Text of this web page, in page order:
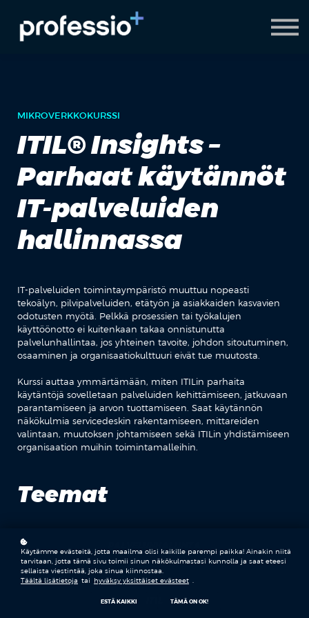
AI Coach
Pyydä demo
MIKROVERKKOKURSSI
ITIL® Insights –
Parhaat käytännöt
IT-palveluiden
hallinnassa
IT-palveluiden toimintaympäristö muuttuu nopeasti
tekoälyn, pilvipalveluiden, etätyön ja asiakkaiden kasvavien
odotusten myötä. Pelkkä prosessien tai työkalujen
käyttöönotto ei kuitenkaan takaa onnistunutta
palvelunhallintaa, jos yhteinen tavoite, johdon sitoutuminen,
osaaminen ja organisaatiokulttuuri eivät tue muutosta.
Kurssi auttaa ymmärtämään, miten ITILin parhaita
käytäntöjä sovelletaan palveluiden kehittämiseen, jatkuvaan
parantamiseen ja arvon tuottamiseen. Saat käytännön
näkökulmia servicedeskin rakentamiseen, mittareiden
valintaan, muutoksen johtamiseen sekä ITILin yhdistämiseen
organisaation muihin toimintamalleihin.
Teemat
Käytämme evästeitä, jotta maailma olisi kaikille parempi paikka! Ainakin niitä
tarvitaan, jotta tämä sivu toimii sinun näkökulmastasi kunnolla ja saat eteesi
sellaista viestintää, joka sinua kiinnostaa.
Täältä lisätietoja tai hyväksy yksittäiset evästeet
ESTÄ KAIKKI TÄMÄ ON OK!